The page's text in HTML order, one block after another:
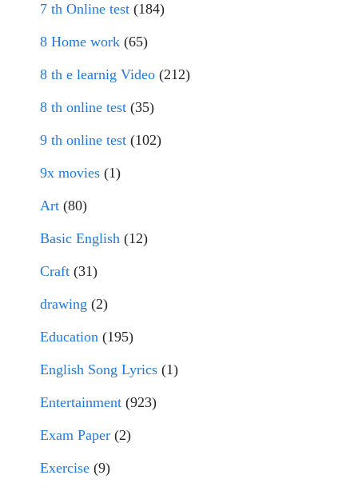
7 th Online test (184)
8 Home work (65)
8 th e learnig Video (212)
8 th online test (35)
9 th online test (102)
9x movies (1)
Art (80)
Basic English (12)
Craft (31)
drawing (2)
Education (195)
English Song Lyrics (1)
Entertainment (923)
Exam Paper (2)
Exercise (9)